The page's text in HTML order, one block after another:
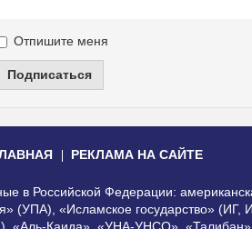
Отпишите меня
Подписаться
РЕКЛАМА НА САЙТЕ
в Российской Федерации:
(УПА), «Исламское государство»
«Аль-Каида», «УНА-УНСО»,